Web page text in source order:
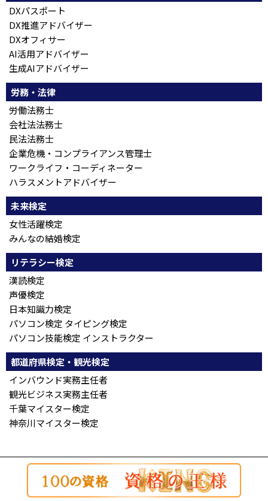
DXパスポート
DX推進アドバイザー
DXオフィサー
AI活用アドバイザー
生成AIアドバイザー
労務・法律
労働法務士
会社法法務士
民法法務士
企業危機・コンプライアンス管理士
ワークライフ・コーディネーター
ハラスメントアドバイザー
未来検定
女性活躍検定
みんなの結婚検定
リテラシー検定
漢読検定
声優検定
日本知識力検定
パソコン検定 タイピング検定
パソコン技能検定 インストラクター
都道府県検定・観光検定
インバウンド実務主任者
観光ビジネス実務主任者
千葉マイスター検定
神奈川マイスター検定